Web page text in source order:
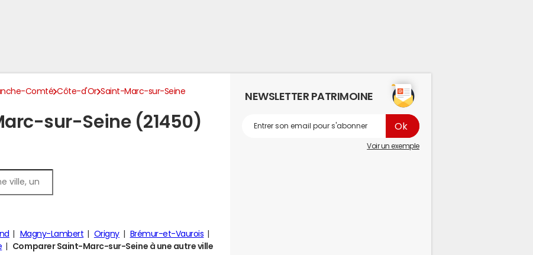
Comté Côte-d'Or Saint-Marc-sur-Seine
sur-Seine (21450)
Magny-Lambert Origny
Brémur-et-Vaurois
Comparer Saint-Marc-sur-Seine à une autre ville
NEWSLETTER PATRIMOINE
Voir un exemple